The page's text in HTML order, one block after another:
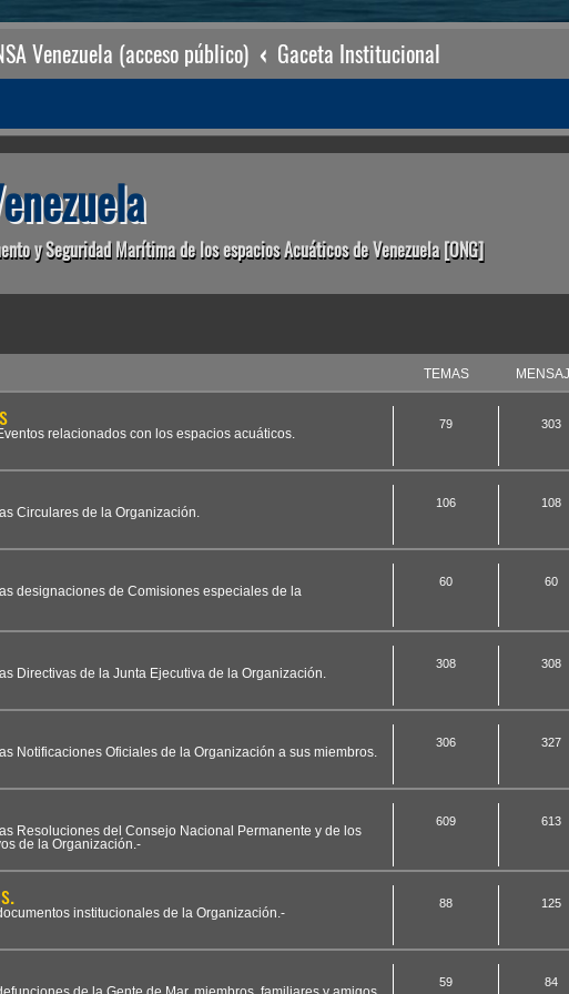
Venezuela (acceso público) Gaceta Institucional
y Seguridad Marítima de los espacios Acuáticos de Venezuela [ONG]
TEMAS
relacionados con los espacios acuáticos.
79 303
Circulares de la Organización.
106 108
designaciones de Comisiones especiales de la
60 60
Directivas de la Junta Ejecutiva de la Organización.
308 308
Notificaciones Oficiales de la Organización a sus miembros.
306 327
Resoluciones del Consejo Nacional Permanente y de los
de la Organización.-
609 613
institucionales de la Organización.-
88 125
59 84